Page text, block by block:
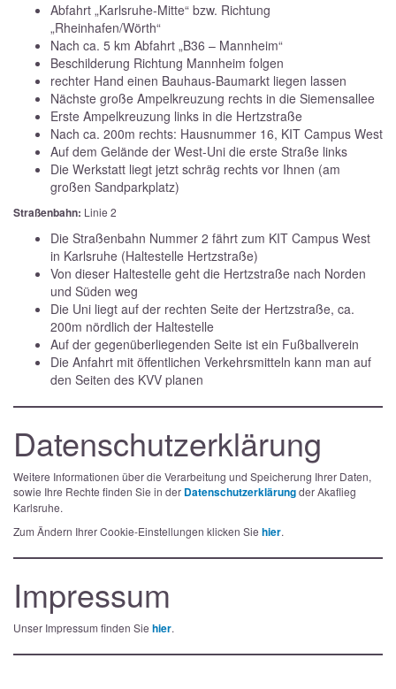
Abfahrt „Karlsruhe-Mitte“ bzw. Richtung
„Rheinhafen/Wörth“
Nach ca. 5 km Abfahrt „B36 – Mannheim“
Beschilderung Richtung Mannheim folgen
rechter Hand einen Bauhaus-Baumarkt liegen lassen
Nächste große Ampelkreuzung rechts in die Siemensallee
Erste Ampelkreuzung links in die Hertzstraße
Nach ca. 200m rechts: Hausnummer 16, KIT Campus West
Auf dem Gelände der West-Uni die erste Straße links
Die Werkstatt liegt jetzt schräg rechts vor Ihnen (am
großen Sandparkplatz)
Straßenbahn: Linie 2
Die Straßenbahn Nummer 2 fährt zum KIT Campus West
in Karlsruhe (Haltestelle Hertzstraße)
Von dieser Haltestelle geht die Hertzstraße nach Norden
und Süden weg
Die Uni liegt auf der rechten Seite der Hertzstraße, ca.
200m nördlich der Haltestelle
Auf der gegenüberliegenden Seite ist ein Fußballverein
Die Anfahrt mit öffentlichen Verkehrsmitteln kann man auf
den Seiten des KVV planen
Datenschutzerklärung
Weitere Informationen über die Verarbeitung und Speicherung Ihrer Daten,
sowie Ihre Rechte finden Sie in der Datenschutzerklärungder Akaflieg
Karlsruhe.
Zum Ändern Ihrer Cookie-Einstellungen klicken Sie hier.
Impressum
Unser Impressum finden Sie hier.